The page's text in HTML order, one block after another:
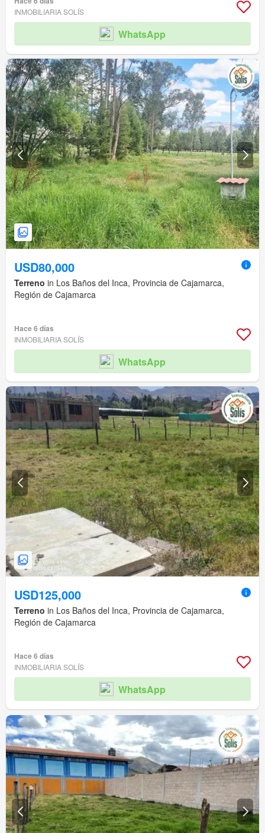
INMOBILIARIA SOLÍS
WhatsApp
USD80,000
Terreno in Los Baños del Inca, Provincia de Cajamarca,
Región de Cajamarca
Hace 6 días
INMOBILIARIA SOLÍS
WhatsApp
USD125,000
Terreno in Los Baños del Inca, Provincia de Cajamarca,
Región de Cajamarca
Hace 6 días
INMOBILIARIA SOLÍS
WhatsApp